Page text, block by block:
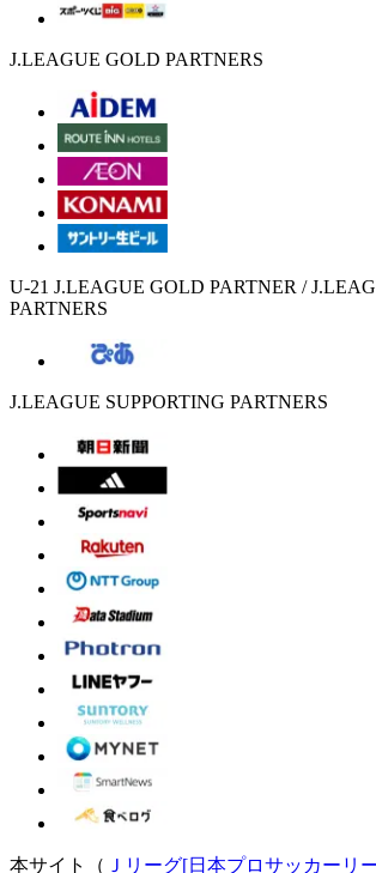
J.LEAGUE GOLD PARTNERS
U-21 J.LEAGUE GOLD PARTNER /
PARTNERS
J.LEAGUE SUPPORTING PARTNERS
本サイト（ Ｊリーグ[日本プロサッカーリ